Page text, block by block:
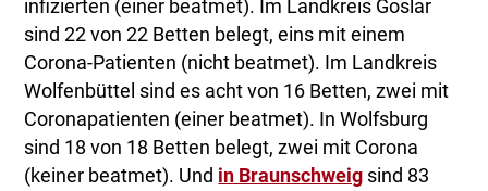
infizierten (einer beatmet). Im Landkreis Goslar
sind 22 von 22 Betten belegt, eins mit einem
Corona-Patienten (nicht beatmet). Im Landkreis
Wolfenbüttel sind es acht von 16 Betten, zwei mit
Coronapatienten (einer beatmet). In Wolfsburg
sind 18 von 18 Betten belegt, zwei mit Corona
(keiner beatmet). Und in Braunschweig sind 83